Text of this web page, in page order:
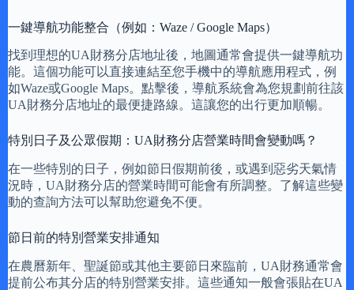
一鍵導航功能整合（例如：Waze / Google Maps）
找到理想的UA財務分店地址後，地圖通常會提供一鍵導航功
能。這個功能可以直接連結至您手機中的導航應用程式，例
如Waze或Google Maps。點擊後，導航系統會為您規劃前往該
UA財務分店地址的最便捷路線。這讓您的出行更加順暢。
特別日子及公眾假期：UA財務分店營業時間會變動嗎？
在一些特別的日子，例如節日假期前後，或遇到惡劣天氣情
況時，UA財務分店的營業時間可能會有所調整。了解這些變
動的查詢方法可以幫助您避免不便。
節日前的特別營業安排通知
在農曆新年、聖誕節或其他主要節日來臨前，UA財務通常會
提前公布其分店的特別營業安排。這些通知一般會張貼在UA